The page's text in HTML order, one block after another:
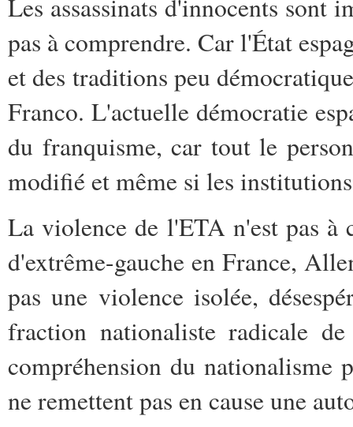
Les assassinats d'innocents sont
pas à comprendre. Car l'État
et des traditions peu
Franco. L'actuelle démocratie
du franquisme, car tout le
modifié et même si les
La violence de l'ETA n'est pas à
d'extrême-gauche en France,
pas une violence isolée,
fraction nationaliste radicale
compréhension du nationalisme
ne remettent pas en cause une